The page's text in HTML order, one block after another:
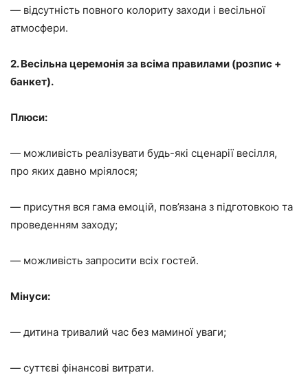
— відсутність повного колориту заходи і весільної
атмосфери.
2. Весільна церемонія за всіма правилами (розпис +
банкет).
Плюси:
— можливість реалізувати будь-які сценарії весілля,
про яких давно мріялося;
— присутня вся гама емоцій, пов’язана з підготовкою та
проведенням заходу;
— можливість запросити всіх гостей.
Мінуси:
— дитина тривалий час без маминої уваги;
— суттєві фінансові витрати.